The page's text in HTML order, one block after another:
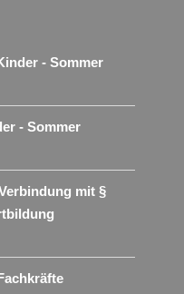
- Sommer
- Sommer
mit §